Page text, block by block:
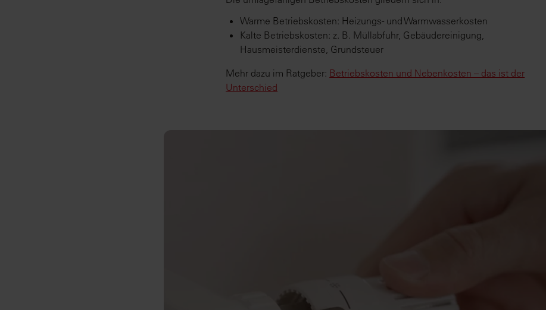
Warme Betriebskosten: Heizungs- und Warmwasserkosten
Kalte Betriebskosten: z. B. Müllabfuhr, Gebäudereinigung,
Hausmeisterdienste, Grundsteuer
Mehr dazu im Ratgeber: Betriebskosten und Nebenkosten – das ist der
Unterschied